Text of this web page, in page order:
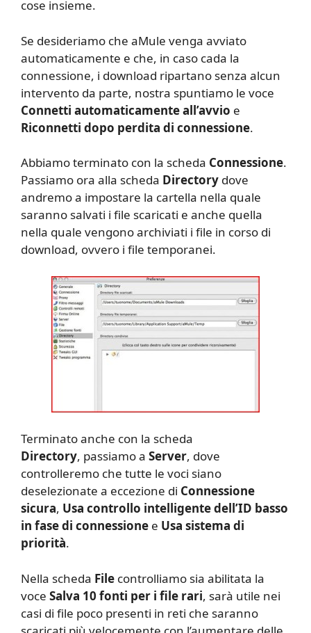
cose insieme.
Se desideriamo che aMule venga avviato
automaticamente e che, in caso cada la
connessione, i download ripartano senza alcun
intervento da parte, nostra spuntiamo le voce
Connetti automaticamente all’avvio e
Riconnetti dopo perdita di connessione.
Abbiamo terminato con la scheda Connessione.
Passiamo ora alla scheda Directory dove
andremo a impostare la cartella nella quale
saranno salvati i file scaricati e anche quella
nella quale vengono archiviati i file in corso di
download, ovvero i file temporanei.
Terminato anche con la scheda
Directory, passiamo a Server, dove
controlleremo che tutte le voci siano
deselezionate a eccezione di Connessione
sicura, Usa controllo intelligente dell’ID basso
in fase di connessione e Usa sistema di
priorità.
Nella scheda File controlliamo sia abilitata la
voce Salva 10 fonti per i file rari, sarà utile nei
casi di file poco presenti in reti che saranno